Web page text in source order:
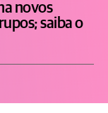
novos
saiba o